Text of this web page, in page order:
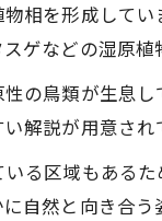
とに異なる菅平高
原自然館で学ぶ自
展示から知る菅
相を形成して
ゲなどの湿原植
の鳥類が生息
解説が用意され
る区域もある
自然と向き合う